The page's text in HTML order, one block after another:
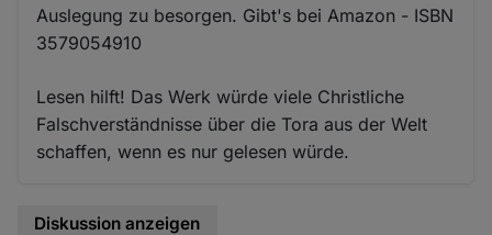
Auslegung zu besorgen. Gibt's bei Amazon - ISBN
3579054910
Lesen hilft! Das Werk würde viele Christliche
Falschverständnisse über die Tora aus der Welt
schaffen, wenn es nur gelesen würde.
Diskussion anzeigen